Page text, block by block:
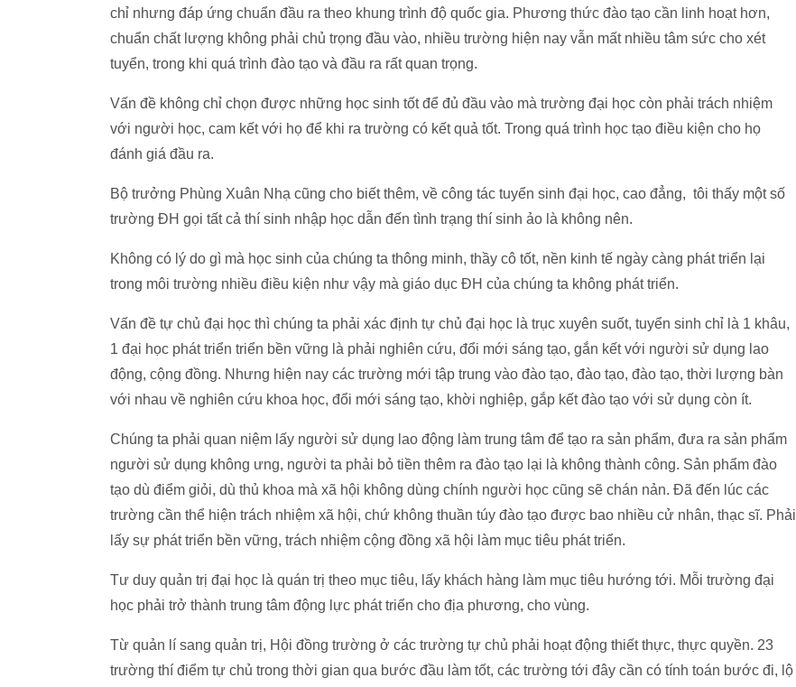
chỉ nhưng đáp ứng chuẩn đầu ra theo khung trình độ quốc gia. Phương thức đào tạo cần linh hoạt hơn,
chuẩn chất lượng không phải chủ trọng đầu vào, nhiều trường hiện nay vẫn mất nhiều tâm sức cho xét
tuyển, trong khi quá trình đào tạo và đầu ra rất quan trọng.
Vấn đề không chỉ chọn được những học sinh tốt để đủ đầu vào mà trường đại học còn phải trách nhiệm
với người học, cam kết với họ để khi ra trường có kết quả tốt. Trong quá trình học tạo điều kiện cho họ
đánh giá đầu ra.
Bộ trưởng Phùng Xuân Nhạ cũng cho biết thêm, về công tác tuyển sinh đại học, cao đẳng, tôi thấy một số
trường ĐH gọi tất cả thí sinh nhập học dẫn đến tình trạng thí sinh ảo là không nên.
Không có lý do gì mà học sinh của chúng ta thông minh, thầy cô tốt, nền kinh tế ngày càng phát triển lại
trong môi trường nhiều điều kiện như vậy mà giáo dục ĐH của chúng ta không phát triển.
Vấn đề tự chủ đại học thì chúng ta phải xác định tự chủ đại học là trục xuyên suốt, tuyển sinh chỉ là 1 khâu,
1 đại học phát triển triển bền vững là phải nghiên cứu, đổi mới sáng tạo, gắn kết với người sử dụng lao
động, cộng đồng. Nhưng hiện nay các trường mới tập trung vào đào tạo, đào tạo, đào tạo, thời lượng bàn
với nhau về nghiên cứu khoa học, đổi mới sáng tạo, khời nghiệp, gắp kết đào tạo với sử dụng còn ít.
Chúng ta phải quan niệm lấy người sử dụng lao động làm trung tâm để tạo ra sản phẩm, đưa ra sản phẩm
người sử dụng không ưng, người ta phải bỏ tiền thêm ra đào tạo lại là không thành công. Sản phẩm đào
tạo dù điểm giỏi, dù thủ khoa mà xã hội không dùng chính người học cũng sẽ chán nản. Đã đến lúc các
trường cần thể hiện trách nhiệm xã hội, chứ không thuần túy đào tạo được bao nhiều cử nhân, thạc sĩ. Phải
lấy sự phát triển bền vững, trách nhiệm cộng đồng xã hội làm mục tiêu phát triển.
Tư duy quản trị đại học là quán trị theo mục tiêu, lấy khách hàng làm mục tiêu hướng tới. Mỗi trường đại
học phải trở thành trung tâm động lực phát triển cho địa phương, cho vùng.
Từ quản lí sang quản trị, Hội đồng trường ở các trường tự chủ phải hoạt động thiết thực, thực quyền. 23
trường thí điểm tự chủ trong thời gian qua bước đầu làm tốt, các trường tới đây cần có tính toán bước đi, lộ